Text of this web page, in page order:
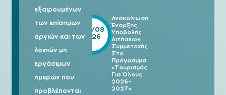
εξαιρουμένων
των επίσημων
αργιών και των
λοιπών μη
εργάσιμων
ημερών που
προβλέπονται
Ανακοίνωση
Έναρξης
Υποβολής
Αιτήσεων
Συμμετοχής
Στο
Πρόγραμμα
«Τουρισμός
Για Όλους
2026-
2027»
05/08
2026